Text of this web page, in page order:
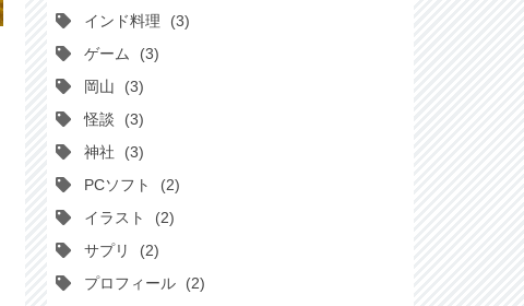
インド料理
3
ゲーム
3
岡山
3
怪談
3
神社
3
PCソフト
2
イラスト
2
サプリ
2
プロフィール
2